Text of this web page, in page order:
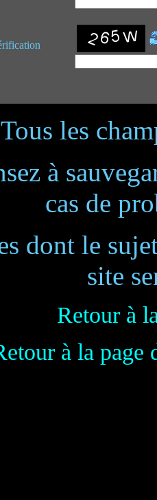
Tous les
à
cas de
dont le
site
Retour à
à la page